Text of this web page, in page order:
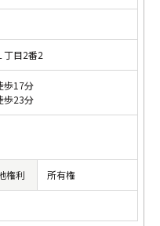
丁目2番2
17分
23分
権利 所有権